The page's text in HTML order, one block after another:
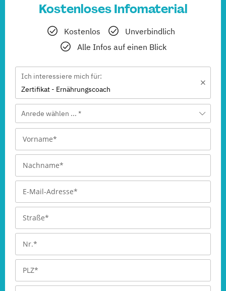
Kostenloses Infomaterial
Kostenlos
Unverbindlich
Alle Infos auf einen Blick
Ich interessiere mich für:
Zertifikat - Ernährungscoach
Anrede wählen ... *